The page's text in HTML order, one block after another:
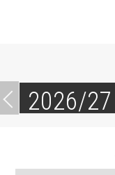
2026/27